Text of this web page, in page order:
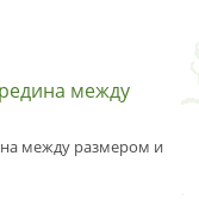
между
между размером и